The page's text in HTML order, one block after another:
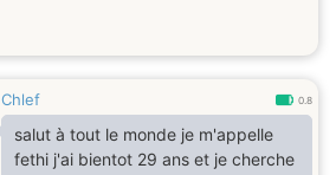
Chlef 0.8
salut à tout le monde je m'appelle
fethi j'ai bientot 29 ans et je cherche